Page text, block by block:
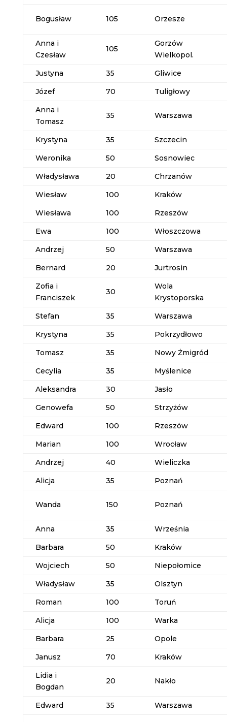
Bogusław 105 Orzesze
Anna i
Czesław
105
Gorzów
Wielkopol.
Justyna
35
Gliwice
Józef
70
Tuligłowy
Anna i
Tomasz
35 Warszawa
Krystyna 35
Szczecin
Weronika
50
Sosnowiec
Władysława
20
Chrzanów
Wiesław
100
Kraków
Wiesława
100
Rzeszów
Ewa
100
Włoszczowa
Andrzej
50
Warszawa
Bernard
20
Jurtrosin
Zofia i
Franciszek
30
Wola
Krystoporska
Stefan
35
Warszawa
Krystyna
35
Pokrzydłowo
Tomasz
35
Nowy Żmigród
Cecylia
35
Myślenice
Aleksandra
30
Jasło
Genowefa
50
Strzyżów
Edward
100
Rzeszów
Marian
100
Wrocław
Andrzej
40
Wieliczka
Alicja
35 Poznań
Wanda 150 Poznań
Anna 35
Września
Barbara
50
Kraków
Wojciech
50
Niepołomice
Władysław
35
Olsztyn
Roman
100
Toruń
Alicja
100
Warka
Barbara
25
Opole
Janusz
70
Kraków
Lidia i
Bogdan
20 Nakło
Edward 35 Warszawa